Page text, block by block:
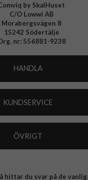
by SkalHuset
C/O Lowwi AB
Morabergsvägen 8
15242 Södertälje
nr: 556881-9238
HANDLA
KUNDSERVICE
ÖVRIGT
hittar du svar på de